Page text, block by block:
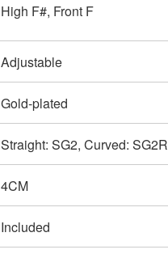
High F#, Front F
Adjustable
Gold-plated
Straight: SG2, Curved: SG2R
4CM
Included